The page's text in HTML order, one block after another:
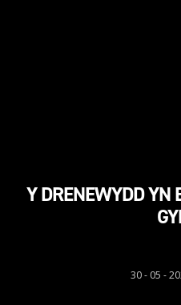
Y DRENEWYDD YN
30 - 05 -